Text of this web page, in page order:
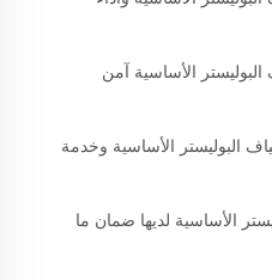
الأساسية آمن
البوليستر الأساسية وخدمة
الأساسية لديها ضمان ما